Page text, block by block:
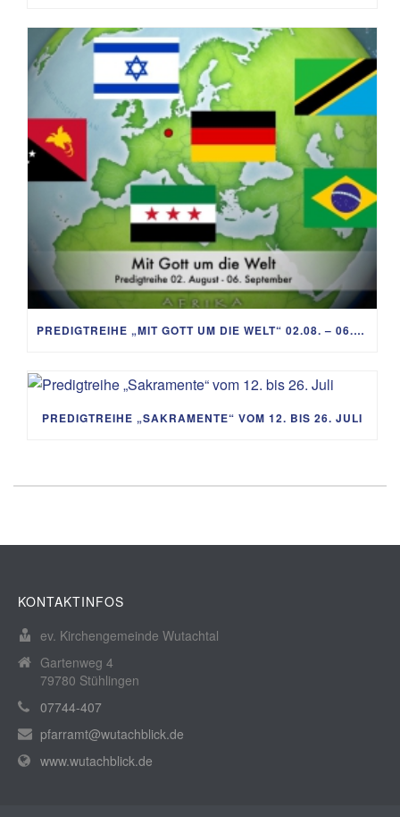
PREDIGTREIHE „MIT GOTT UM DIE WELT“ 02.08. – 06.09.
PREDIGTREIHE „SAKRAMENTE“ VOM 12. BIS 26. JULI
KONTAKTINFOS
ev. Kirchengemeinde Wutachtal
Gartenweg 4
79780 Stühlingen
07744-407
pfarramt@wutachblick.de
www.wutachblick.de